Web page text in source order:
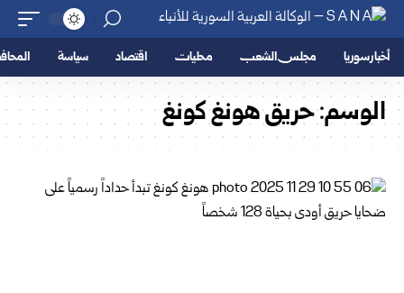
أخبار سوريا مجلس الشعب محليات اقتصاد سياسة
الوسم:حريق هونغ كونغ